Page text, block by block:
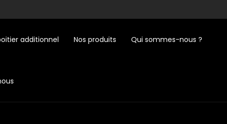
additionnel Nos produits Qui sommes-nous ?